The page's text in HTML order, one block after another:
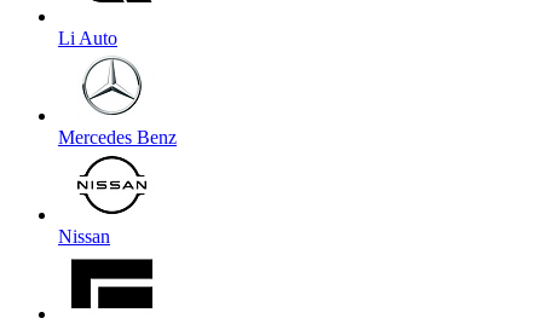
Li Auto
Mercedes Benz
Nissan